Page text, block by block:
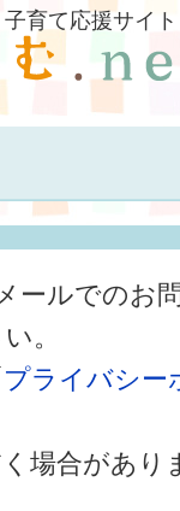
育て応援サイト
ルでのお
。
プライバシー
場合があり